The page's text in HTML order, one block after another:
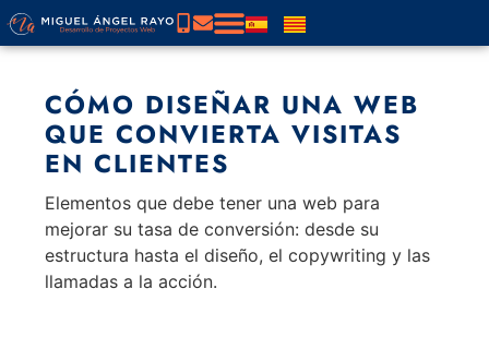
CÓMO DISEÑAR UNA WEB
QUE CONVIERTA VISITAS
EN CLIENTES
Elementos que debe tener una web para
mejorar su tasa de conversión: desde su
estructura hasta el diseño, el copywriting y las
llamadas a la acción.